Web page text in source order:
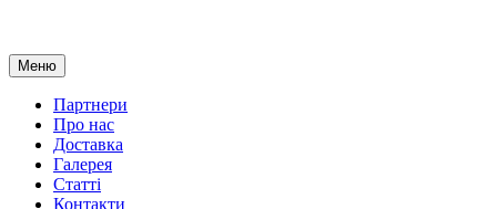
Меню
Партнери
Про нас
Доставка
Галерея
Статтi
Контакти